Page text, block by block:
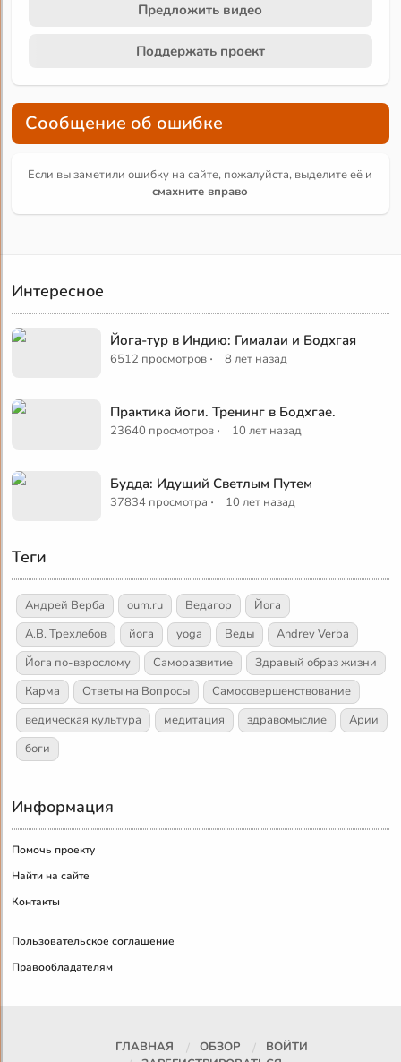
Предложить видео
Поддержать проект
Сообщение об ошибке
Если вы заметили ошибку на сайте, пожалуйста, выделите её и
смахните вправо
Интересное
Йога-тур в Индию: Гималаи и Бодхгая
6512 просмотров · 8 лет назад
Практика йоги. Тренинг в Бодхгае.
23640 просмотров · 10 лет назад
Будда: Идущий Светлым Путем
37834 просмотра · 10 лет назад
Теги
Андрей Верба oum.ru Ведагор
Йога
А.В. Трехлебов
йога yoga Веды
Andrey Verba
Йога по-взрослому
Саморазвитие
Здравый образ жизни
Карма
Ответы на Вопросы
Самосовершенствование
ведическая культура
медитация здравомыслие
Арии
боги
Информация
Помочь проекту
Найти на сайте
Контакты
Пользовательское соглашение
Правообладателям
ГЛАВНАЯ ОБЗОР
ВОЙТИ